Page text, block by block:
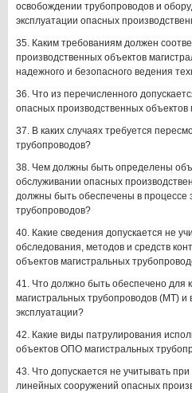
освобождении трубопроводов и
эксплуатации опасных
35. Каким требованиям должен
производственных объектов
надежного и безопасного ведения
36. Что из перечисленного
опасных производственных
37. В каких случаях требуется
трубопроводов?
38. Чем должны быть определены
обслуживании опасных
должны быть обеспечены в процессе
трубопроводов?
40. Какие сведения допускается не
обследования, методов и средств
объектов магистральных
41. Что должно быть обеспечено для
магистральных трубопроводов (МТ)
эксплуатации?
42. Какие виды патрулирования
объектов ОПО магистральных
43. Что допускается не учитывать
линейных сооружений опасных